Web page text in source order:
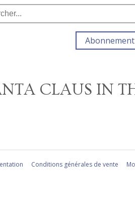
Abonnement
CLAUS IN
Conditions générales de vente